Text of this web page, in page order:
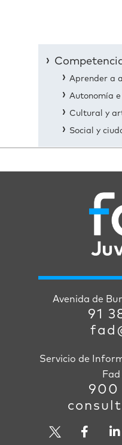
Aprender a
Autonomía
Cultural y
Social y
Avenida de
91
Servicio de
900